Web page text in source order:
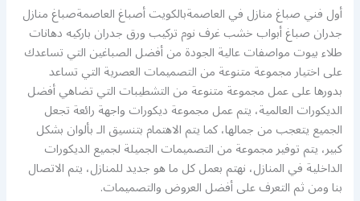
أول فني صباغ منازل في العاصمةبالكويت أصباغ العاصمةصباغ منازل
جدران صباغ أبواب خشب غرف نوم تركيب ورق جدران باركيه دهانات
طلاء بيوت مواصفات عالية الجودة من أفضل الصباغين التي تساعدك
على اختيار مجموعة متنوعة من التصميمات العصرية التي تساعد
بدورها على عمل مجموعة متنوعة من التشطيبات التي تضاهي أفضل
الديكورات العالمية، يتم عمل مجموعة ديكورات واجهة رائعة تجعل
الجميع يتعجب من جمالها، كما يتم الاهتمام بتنسيق الـ بألوان بشكل
كبير، يتم توفير مجموعة من التصميمات الجميلة لجميع الديكورات
الداخلية في المنازل، نهتم بعمل كل ما هو جديد للمنازل، يتم الاتصال
بنا ومن ثم التعرف على أفضل العروض والتصميمات.